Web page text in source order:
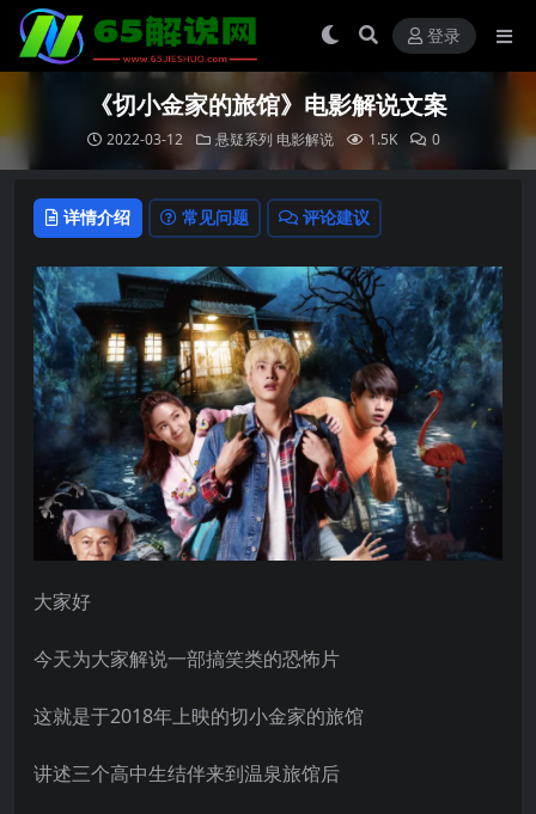
登录
《切小金家的旅馆》电影解说文案
2022-03-12 悬疑系列 电影解说 1.5K 0
详情介绍 常见问题 评论建议
大家好
今天为大家解说一部搞笑类的恐怖片
这就是于2018年上映的切小金家的旅馆
讲述三个高中生结伴来到温泉旅馆后